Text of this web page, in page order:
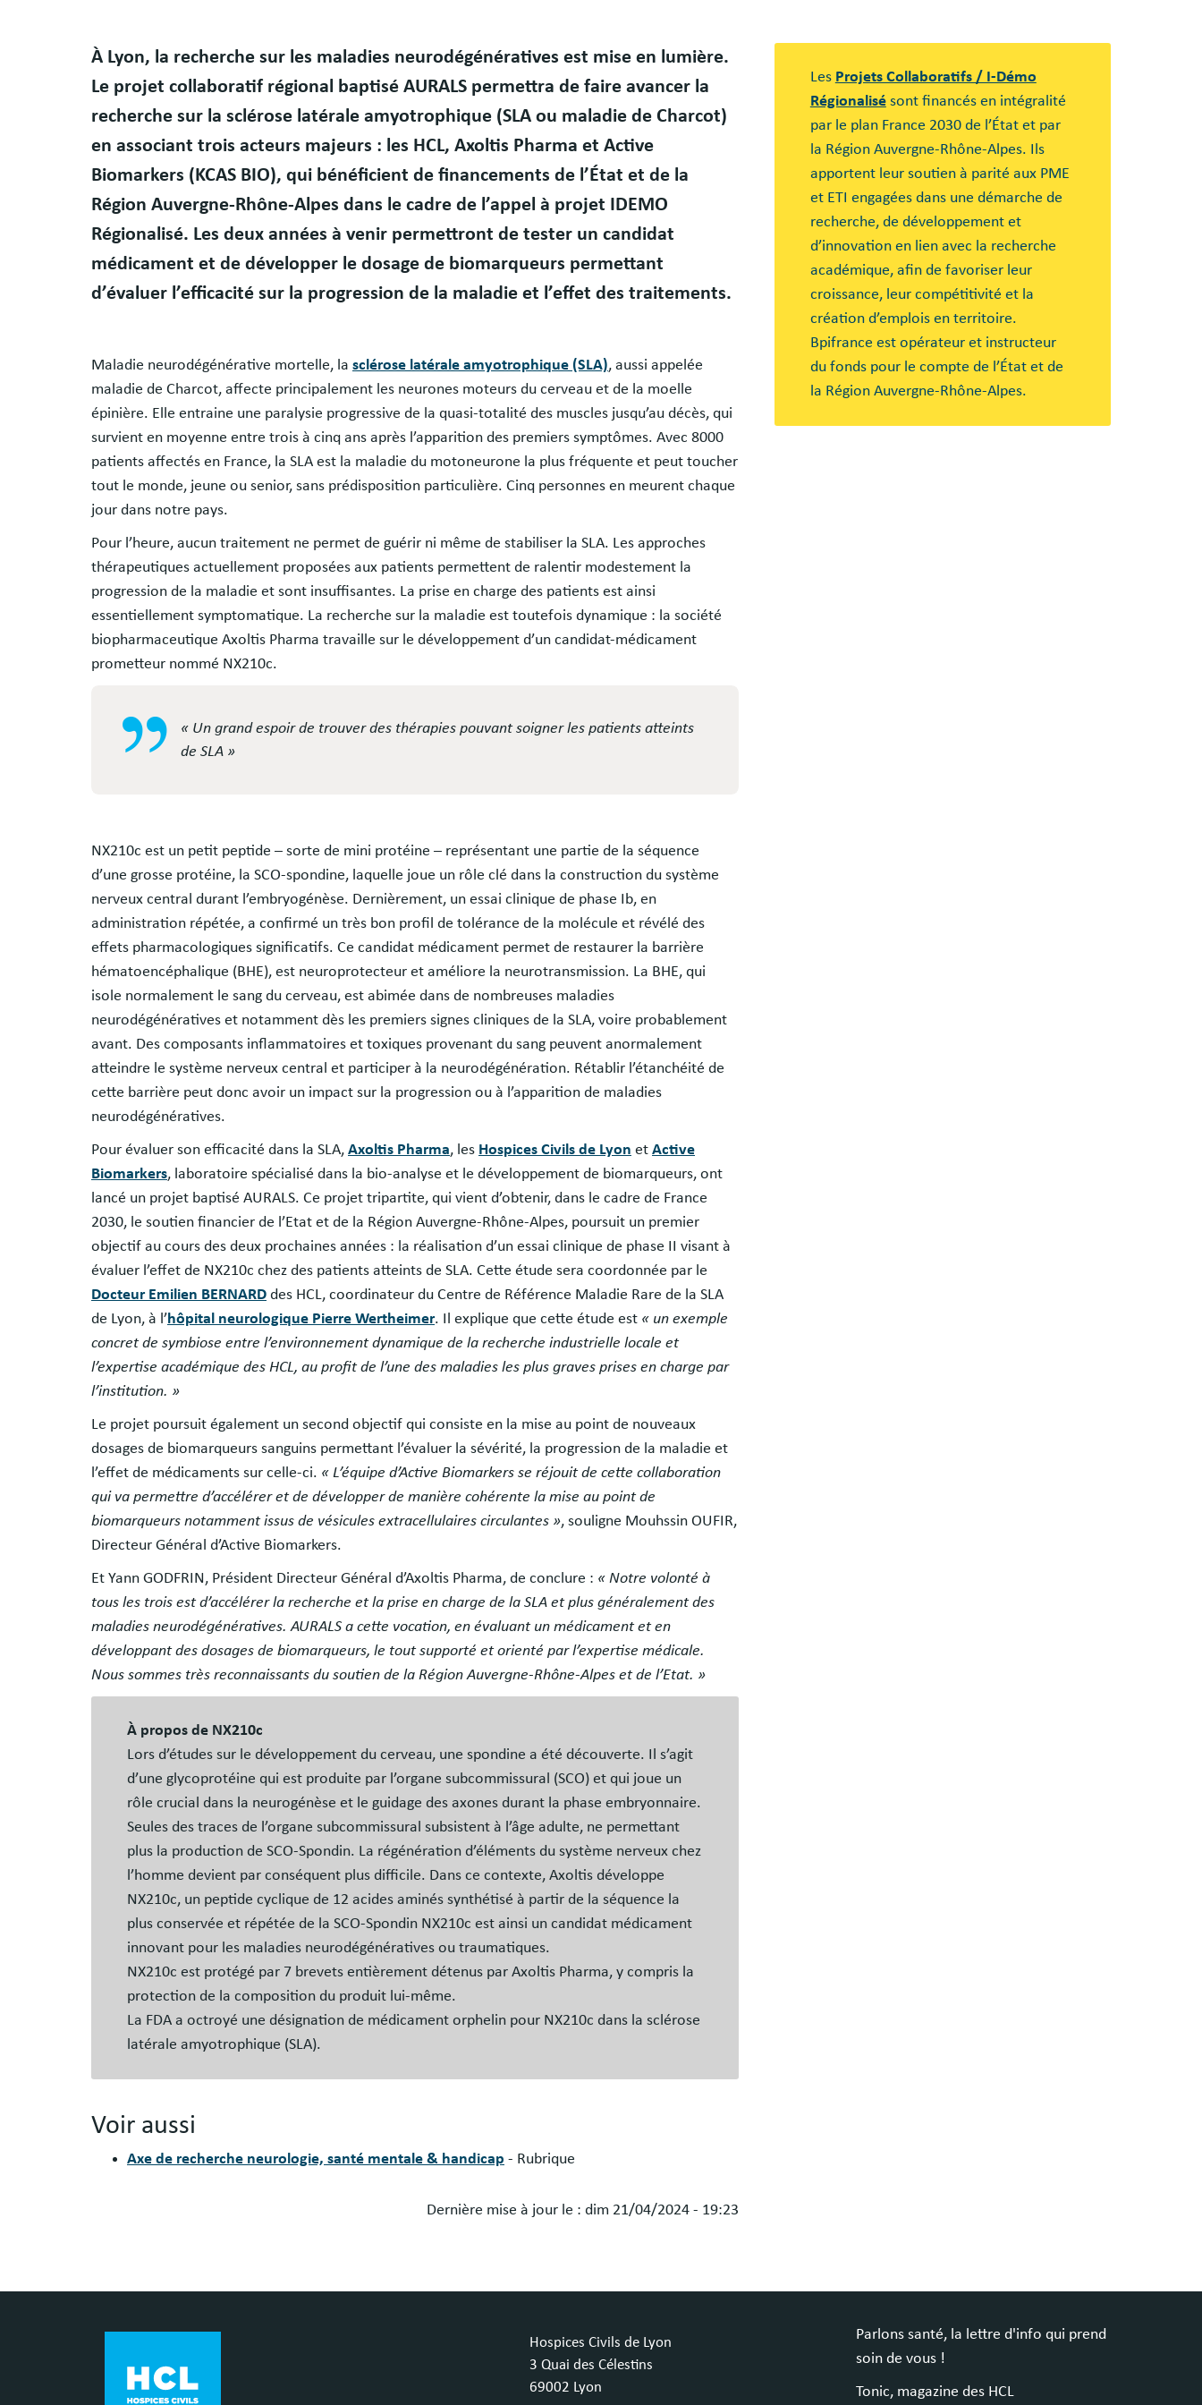
À Lyon, la recherche sur les maladies neurodégénératives est mise en lumière.
Le projet collaboratif régional baptisé AURALS permettra de faire avancer la
recherche sur la sclérose latérale amyotrophique (SLA ou maladie de Charcot)
en associant trois acteurs majeurs : les HCL, Axoltis Pharma et Active
Biomarkers (KCAS BIO), qui bénéficient de financements de l’État et de la
Région Auvergne-Rhône-Alpes dans le cadre de l’appel à projet IDEMO
Régionalisé. Les deux années à venir permettront de tester un candidat
médicament et de développer le dosage de biomarqueurs permettant
d’évaluer l’efficacité sur la progression de la maladie et l’effet des traitements.
Maladie neurodégénérative mortelle, la sclérose latérale amyotrophique (SLA), aussi appelée
maladie de Charcot, affecte principalement les neurones moteurs du cerveau et de la moelle
épinière. Elle entraine une paralysie progressive de la quasi-totalité des muscles jusqu’au décès, qui
survient en moyenne entre trois à cinq ans après l’apparition des premiers symptômes. Avec 8000
patients affectés en France, la SLA est la maladie du motoneurone la plus fréquente et peut toucher
tout le monde, jeune ou senior, sans prédisposition particulière. Cinq personnes en meurent chaque
jour dans notre pays.
Pour l’heure, aucun traitement ne permet de guérir ni même de stabiliser la SLA. Les approches
thérapeutiques actuellement proposées aux patients permettent de ralentir modestement la
progression de la maladie et sont insuffisantes. La prise en charge des patients est ainsi
essentiellement symptomatique. La recherche sur la maladie est toutefois dynamique : la société
biopharmaceutique Axoltis Pharma travaille sur le développement d’un candidat-médicament
prometteur nommé NX210c.
« Un grand espoir de trouver des thérapies pouvant soigner les patients atteints
de SLA »
NX210c est un petit peptide – sorte de mini protéine – représentant une partie de la séquence
d’une grosse protéine, la SCO-spondine, laquelle joue un rôle clé dans la construction du système
nerveux central durant l’embryogénèse. Dernièrement, un essai clinique de phase Ib, en
administration répétée, a confirmé un très bon profil de tolérance de la molécule et révélé des
effets pharmacologiques significatifs. Ce candidat médicament permet de restaurer la barrière
hématoencéphalique (BHE), est neuroprotecteur et améliore la neurotransmission. La BHE, qui
isole normalement le sang du cerveau, est abimée dans de nombreuses maladies
neurodégénératives et notamment dès les premiers signes cliniques de la SLA, voire probablement
avant. Des composants inflammatoires et toxiques provenant du sang peuvent anormalement
atteindre le système nerveux central et participer à la neurodégénération. Rétablir l’étanchéité de
cette barrière peut donc avoir un impact sur la progression ou à l’apparition de maladies
neurodégénératives.
Pour évaluer son efficacité dans la SLA, Axoltis Pharma, les Hospices Civils de Lyon et Active
Biomarkers, laboratoire spécialisé dans la bio-analyse et le développement de biomarqueurs, ont
lancé un projet baptisé AURALS. Ce projet tripartite, qui vient d’obtenir, dans le cadre de France
2030, le soutien financier de l’Etat et de la Région Auvergne-Rhône-Alpes, poursuit un premier
objectif au cours des deux prochaines années : la réalisation d’un essai clinique de phase II visant à
évaluer l’effet de NX210c chez des patients atteints de SLA. Cette étude sera coordonnée par le
Docteur Emilien BERNARD des HCL, coordinateur du Centre de Référence Maladie Rare de la SLA
de Lyon, à l’hôpital neurologique Pierre Wertheimer. Il explique que cette étude est « un exemple
concret de symbiose entre l’environnement dynamique de la recherche industrielle locale et
l’expertise académique des HCL, au profit de l’une des maladies les plus graves prises en charge par
l’institution. »
Le projet poursuit également un second objectif qui consiste en la mise au point de nouveaux
dosages de biomarqueurs sanguins permettant l’évaluer la sévérité, la progression de la maladie et
l’effet de médicaments sur celle-ci. « L’équipe d’Active Biomarkers se réjouit de cette collaboration
qui va permettre d’accélérer et de développer de manière cohérente la mise au point de
biomarqueurs notamment issus de vésicules extracellulaires circulantes », souligne Mouhssin OUFIR,
Directeur Général d’Active Biomarkers.
Et Yann GODFRIN, Président Directeur Général d’Axoltis Pharma, de conclure : « Notre volonté à
tous les trois est d’accélérer la recherche et la prise en charge de la SLA et plus généralement des
maladies neurodégénératives. AURALS a cette vocation, en évaluant un médicament et en
développant des dosages de biomarqueurs, le tout supporté et orienté par l’expertise médicale.
Nous sommes très reconnaissants du soutien de la Région Auvergne-Rhône-Alpes et de l’Etat. »
À propos de NX210c
Lors d’études sur le développement du cerveau, une spondine a été découverte. Il s’agit
d’une glycoprotéine qui est produite par l’organe subcommissural (SCO) et qui joue un
rôle crucial dans la neurogénèse et le guidage des axones durant la phase embryonnaire.
Seules des traces de l’organe subcommissural subsistent à l’âge adulte, ne permettant
plus la production de SCO-Spondin. La régénération d’éléments du système nerveux chez
l’homme devient par conséquent plus difficile. Dans ce contexte, Axoltis développe
NX210c, un peptide cyclique de 12 acides aminés synthétisé à partir de la séquence la
plus conservée et répétée de la SCO-Spondin NX210c est ainsi un candidat médicament
innovant pour les maladies neurodégénératives ou traumatiques.
NX210c est protégé par 7 brevets entièrement détenus par Axoltis Pharma, y compris la
protection de la composition du produit lui-même.
La FDA a octroyé une désignation de médicament orphelin pour NX210c dans la sclérose
latérale amyotrophique (SLA).
Voir aussi
Axe de recherche neurologie, santé mentale & handicap - Rubrique
Dernière mise à jour le : dim 21/04/2024 - 19:23
Les Projets Collaboratifs / I-Démo
Régionalisésont financés en intégralité
par le plan France 2030 de l’État et par
la Région Auvergne-Rhône-Alpes. Ils
apportent leur soutien à parité aux PME
et ETI engagées dans une démarche de
recherche, de développement et
d’innovation en lien avec la recherche
académique, afin de favoriser leur
croissance, leur compétitivité et la
création d’emplois en territoire.
Bpifrance est opérateur et instructeur
du fonds pour le compte de l’État et de
la Région Auvergne-Rhône-Alpes.
Hospices Civils de Lyon
3 Quai des Célestins
69002 Lyon
Parlons santé, la lettre d'info qui prend
soin de vous !
Tonic, magazine des HCL